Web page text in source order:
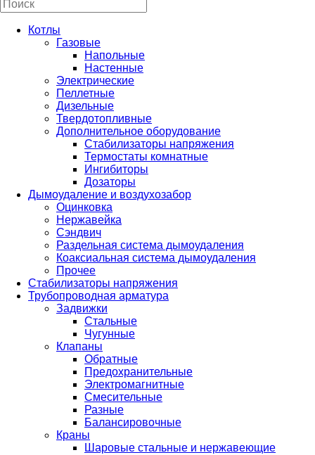
Котлы
Газовые
Напольные
Настенные
Электрические
Пеллетные
Дизельные
Твердотопливные
Дополнительное оборудование
Стабилизаторы напряжения
Термостаты комнатные
Ингибиторы
Дозаторы
Дымоудаление и воздухозабор
Оцинковка
Нержавейка
Сэндвич
Раздельная система дымоудаления
Коаксиальная система дымоудаления
Прочее
Стабилизаторы напряжения
Трубопроводная арматура
Задвижки
Стальные
Чугунные
Клапаны
Обратные
Предохранительные
Электромагнитные
Смесительные
Разные
Балансировочные
Краны
Шаровые стальные и нержавеющие